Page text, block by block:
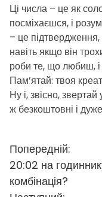
Ці числа – це як
посміхаєшся, і
– це
навіть якщо він
роби те, що любиш, і
Пам’ятай: твоя
Ну і, звісно,
ж безкоштовні і
Н
а
в
Попередній:
20:02 на
комбінація?